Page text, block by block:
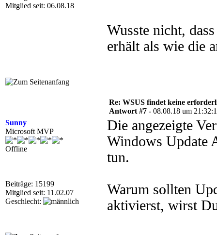
Mitglied seit: 06.08.18
Wusste nicht,
erhält als wie die
Sunny
Microsoft MVP
Offline
Beiträge: 15199
Mitglied seit: 11.02.07
Geschlecht:
Re: WSUS findet keine
Antwort #7 - 08.08.18 um
Die angezeigte
Windows Update
tun.
Warum sollten
aktivierst, wirst